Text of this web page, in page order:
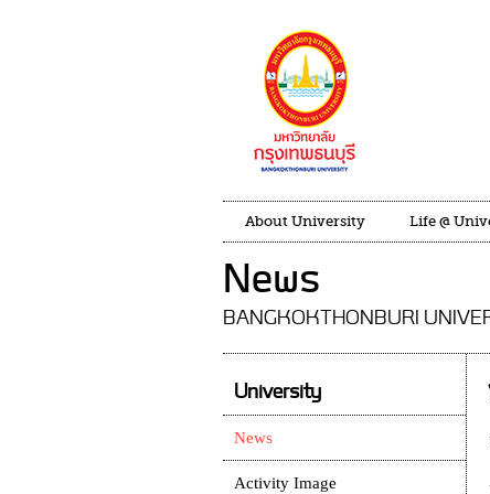
About University Life @
News
BANGKOKTHONBURI
University
News
Activity Image